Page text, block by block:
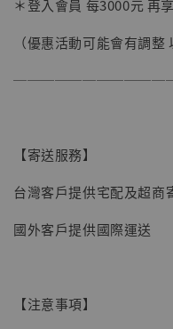
＊登入會員 每3000元 再
（優惠活動可能會有調
【寄送服務】
台灣客戶提供宅配及超商
國外客戶提供國際運送
【注意事項】